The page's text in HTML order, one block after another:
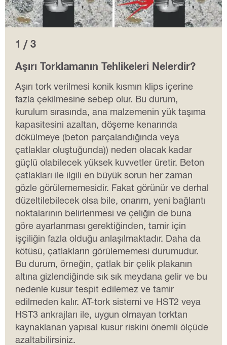
1 / 3
Aşırı Torklamanın Tehlikeleri Nelerdir?
Aşırı tork verilmesi konik kısmın klips içerine
fazla çekilmesine sebep olur. Bu durum,
kurulum sırasında, ana malzemenin yük taşıma
kapasitesini azaltan, döşeme kenarında
dökülmeye (beton parçalandığında veya
çatlaklar oluştuğunda)) neden olacak kadar
güçlü olabilecek yüksek kuvvetler üretir. Beton
çatlakları ile ilgili en büyük sorun her zaman
gözle görülememesidir. Fakat görünür ve derhal
düzeltilebilecek olsa bile, onarım, yeni bağlantı
noktalarının belirlenmesi ve çeliğin de buna
göre ayarlanması gerektiğinden, tamir için
işçiliğin fazla olduğu anlaşılmaktadır. Daha da
kötüsü, çatlakların görülememesi durumudur.
Bu durum, örneğin, çatlak bir çelik plakanın
altına gizlendiğinde sık sık meydana gelir ve bu
nedenle kusur tespit edilemez ve tamir
edilmeden kalır. AT-tork sistemi ve HST2 veya
HST3 ankrajları ile, uygun olmayan torktan
kaynaklanan yapısal kusur riskini önemli ölçüde
azaltabilirsiniz.